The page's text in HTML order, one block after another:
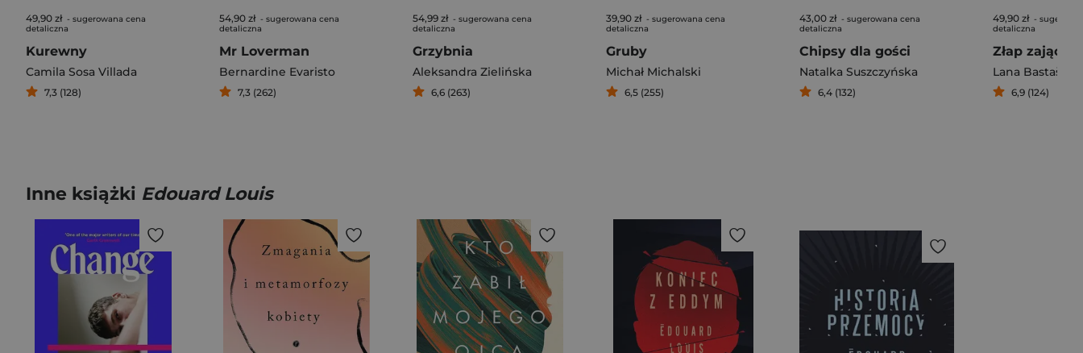
49,90 zł - sugerowana cena
detaliczna
Kurewny
Camila Sosa Villada
7,3 (128)
54,90 zł - sugerowana cena
detaliczna
Mr Loverman
Bernardine Evaristo
7,3 (262)
54,99 zł - sugerowana cena
detaliczna
Grzybnia
Aleksandra Zielińska
6,6 (263)
39,90 zł - sugerowana cena
detaliczna
Gruby
Michał Michalski
6,5 (255)
43,00 zł - sugerowana cena
detaliczna
Chipsy dla gości
Natalka Suszczyńska
6,4 (132)
49,90 zł -
detaliczna
Złap zająca
Lana Bastašić
6,9 (124)
Inne książki Edouard Louis